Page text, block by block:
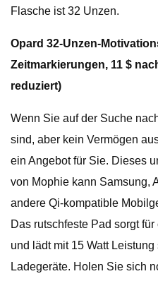
Flasche ist 32 Unzen.
Opard 32-Unzen-
Zeitmarkierungen, 11 $
reduziert)
Wenn Sie auf der Suche
sind, aber kein Vermögen
ein Angebot für Sie. Dieses
von Mophie kann Samsung,
andere Qi-kompatible
Das rutschfeste Pad sorgt
und lädt mit 15 Watt
Ladegeräte. Holen Sie sich